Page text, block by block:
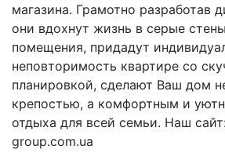
магазина. Грамотно разработав
они вдохнут жизнь в серые
помещения, придадут
неповторимость квартире со
планировкой, сделают Ваш дом
крепостью, а комфортным и
отдыха для всей семьи. Наш
group.com.ua